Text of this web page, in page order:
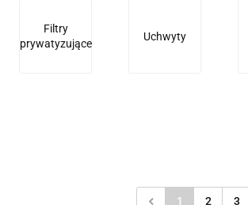
Filtry
prywatyzujące
Uchwyty
1 2 3